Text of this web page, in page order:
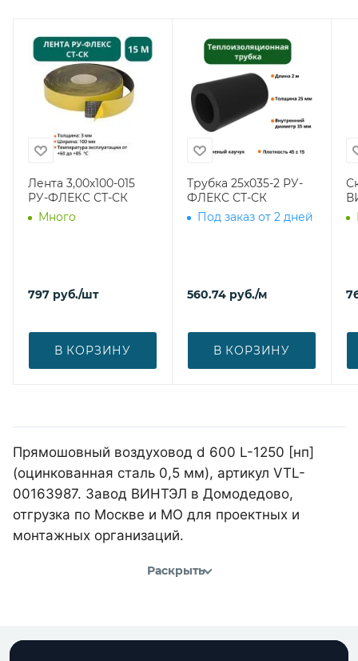
Лента 3,00х100-015
РУ-ФЛЕКС СТ-СК
Много
797 руб./шт
В КОРЗИНУ
Трубка 25х035-2 РУ-
ФЛЕКС СТ-СК
Под заказ от 2 дней
560.74 руб./м
В КОРЗИНУ
Прямошовный воздуховод d 600 L-1250 [нп]
(оцинкованная сталь 0,5 мм), артикул VTL-
00163987. Завод ВИНТЭЛ в Домодедово,
отгрузка по Москве и МО для проектных и
монтажных организаций.
Раскрыть